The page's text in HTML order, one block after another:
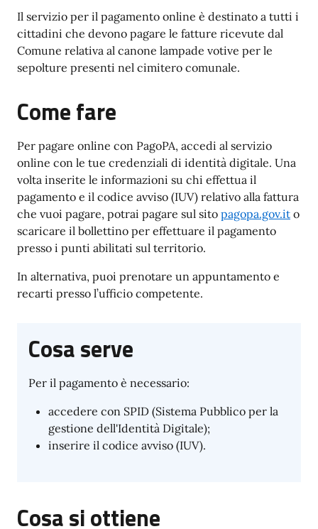
Il servizio per il pagamento online è destinato a tutti i
cittadini che devono pagare le fatture ricevute dal
Comune relativa al canone lampade votive per le
sepolture presenti nel cimitero comunale.
Come fare
Per pagare online con PagoPA, accedi al servizio
online con le tue credenziali di identità digitale. Una
volta inserite le informazioni su chi effettua il
pagamento e il codice avviso (IUV) relativo alla fattura
che vuoi pagare, potrai pagare sul sito pagopa.gov.it o
scaricare il bollettino per effettuare il pagamento
presso i punti abilitati sul territorio.
In alternativa, puoi prenotare un appuntamento e
recarti presso l’ufficio competente.
Cosa serve
Per il pagamento è necessario:
accedere con SPID (Sistema Pubblico per la
gestione dell'Identità Digitale);
inserire il codice avviso (IUV).
Cosa si ottiene